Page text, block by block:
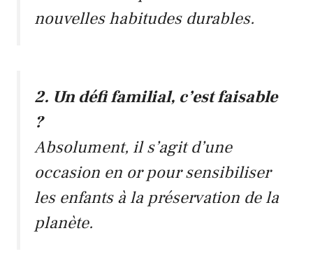
nouvelles habitudes durables.
2. Un défi familial, c’est faisable
?
Absolument, il s’agit d’une
occasion en or pour sensibiliser
les enfants à la préservation de la
planète.